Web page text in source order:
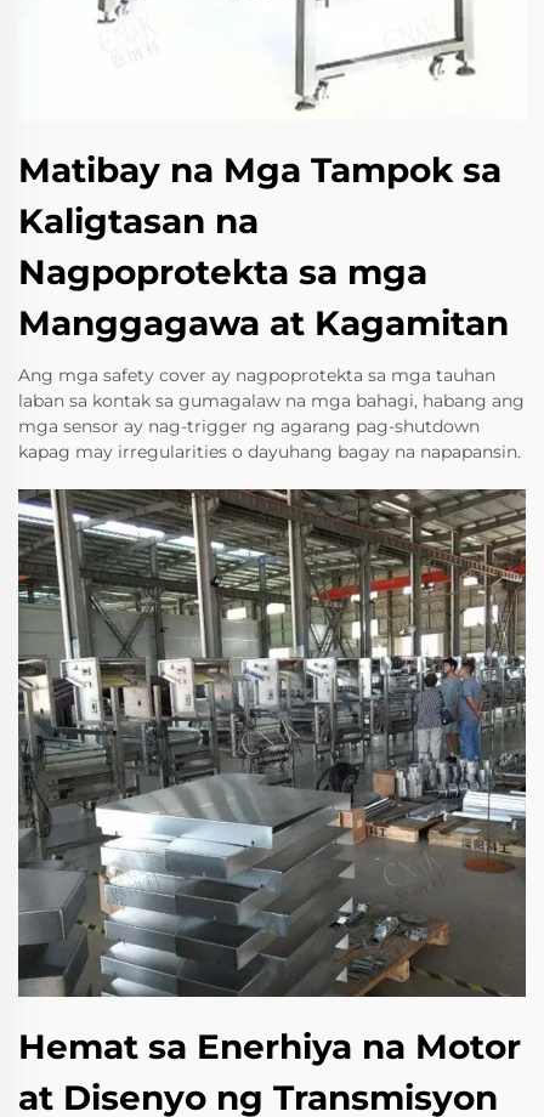
Matibay na Mga Tampok sa
Kaligtasan na
Nagpoprotekta sa mga
Manggagawa at Kagamitan
Ang mga safety cover ay nagpoprotekta sa mga tauhan
laban sa kontak sa gumagalaw na mga bahagi, habang ang
mga sensor ay nag-trigger ng agarang pag-shutdown
kapag may irregularities o dayuhang bagay na napapansin.
Hemat sa Enerhiya na Motor
at Disenyo ng Transmisyon